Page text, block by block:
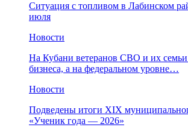
Ситуация с топливом в Лабинском
июля
Новости
На Кубани ветеранов СВО и их
бизнеса, а на федеральном уровне…
Новости
Подведены итоги XIX
«Ученик года — 2026»